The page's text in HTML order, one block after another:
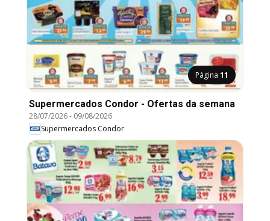
Página 11
Supermercados Condor - Ofertas da semana
28/07/2026- 09/08/2026
Supermercados Condor